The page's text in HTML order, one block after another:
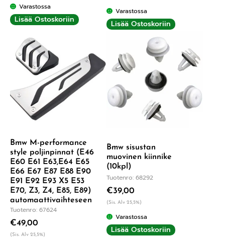
Varastossa
Lisää Ostoskoriin
Varastossa
Lisää Ostoskoriin
Bmw M-performance
style poljinpinnat (E46
E60 E61 E63,E64 E65
E66 E67 E87 E88 E90
E91 E92 E93 X5 E53
E70, Z3, Z4, E85, E89)
automaattivaihteseen
Tuotenro: 67624
€49,00
(Sis. Alv 25,5%)
Bmw sisustan
muovinen kiinnike
(10kpl)
Tuotenro: 68292
€39,00
(Sis. Alv 25,5%)
Varastossa
Lisää Ostoskoriin